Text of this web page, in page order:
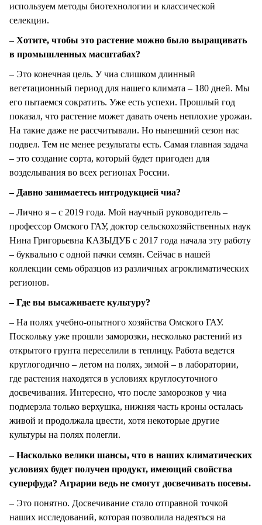
используем методы биотехнологии и классической
селекции.
– Хотите, чтобы это растение можно было выращивать
в промышленных масштабах?
– Это конечная цель. У чиа слишком длинный
вегетационный период для нашего климата – 180 дней. Мы
его пытаемся сократить. Уже есть успехи. Прошлый год
показал, что растение может давать очень неплохие урожаи.
На такие даже не рассчитывали. Но нынешний сезон нас
подвел. Тем не менее результаты есть. Самая главная задача
– это создание сорта, который будет пригоден для
возделывания во всех регионах России.
– Давно занимаетесь интродукцией чиа?
– Лично я – с 2019 года. Мой научный руководитель –
профессор Омского ГАУ, доктор сельскохозяйственных наук
Нина Григорьевна КАЗЫДУБ с 2017 года начала эту работу
– буквально с одной пачки семян. Сейчас в нашей
коллекции семь образцов из различных агроклиматических
регионов.
– Где вы высаживаете культуру?
– На полях учебно-опытного хозяйства Омского ГАУ.
Поскольку уже прошли заморозки, несколько растений из
открытого грунта переселили в теплицу. Работа ведется
круглогодично – летом на полях, зимой – в лаборатории,
где растения находятся в условиях круглосуточного
досвечивания. Интересно, что после заморозков у чиа
подмерзла только верхушка, нижняя часть кроны осталась
живой и продолжала цвести, хотя некоторые другие
культуры на полях полегли.
– Насколько велики шансы, что в наших климатических
условиях будет получен продукт, имеющий свойства
суперфуда? Аграрии ведь не смогут досвечивать посевы.
– Это понятно. Досвечивание стало отправной точкой
наших исследований, которая позволила надеяться на